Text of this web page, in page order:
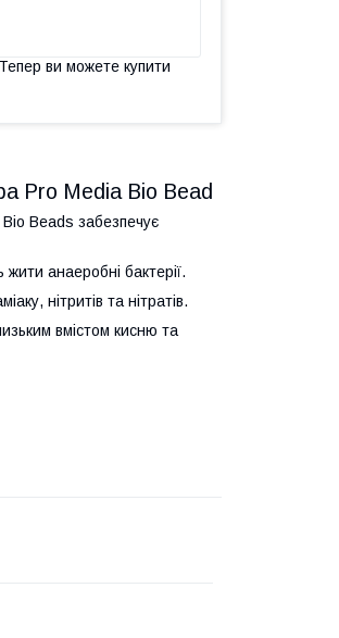
ви можете купити
Pro Media Bio Bead
Beads забезпечує
анаеробні бактерії.
нітритів та нітратів.
вмістом кисню та